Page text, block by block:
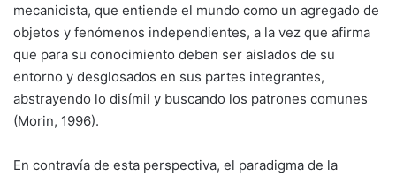
mecanicista, que entiende el mundo como un agregado de
objetos y fenómenos independientes, a la vez que afirma
que para su conocimiento deben ser aislados de su
entorno y desglosados en sus partes integrantes,
abstrayendo lo disímil y buscando los patrones comunes
(Morin, 1996).
En contravía de esta perspectiva, el paradigma de la